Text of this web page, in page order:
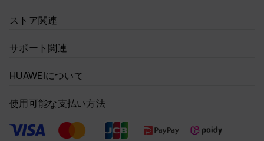
ストア関連
サポート関連
HUAWEIについて
使用可能な支払い方法